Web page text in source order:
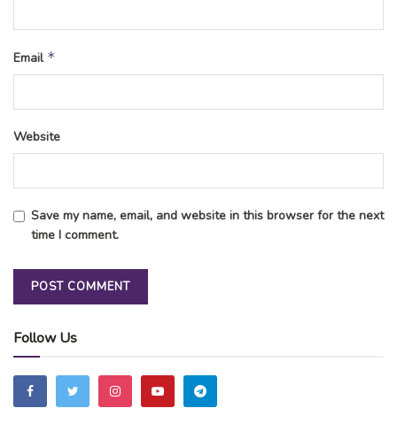
Email *
Website
Save my name, email, and website in this browser for the next
time I comment.
Follow Us